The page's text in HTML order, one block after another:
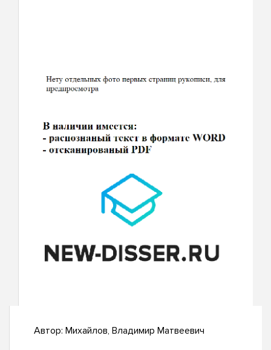
Автор: Михайлов, Владимир Матвеевич